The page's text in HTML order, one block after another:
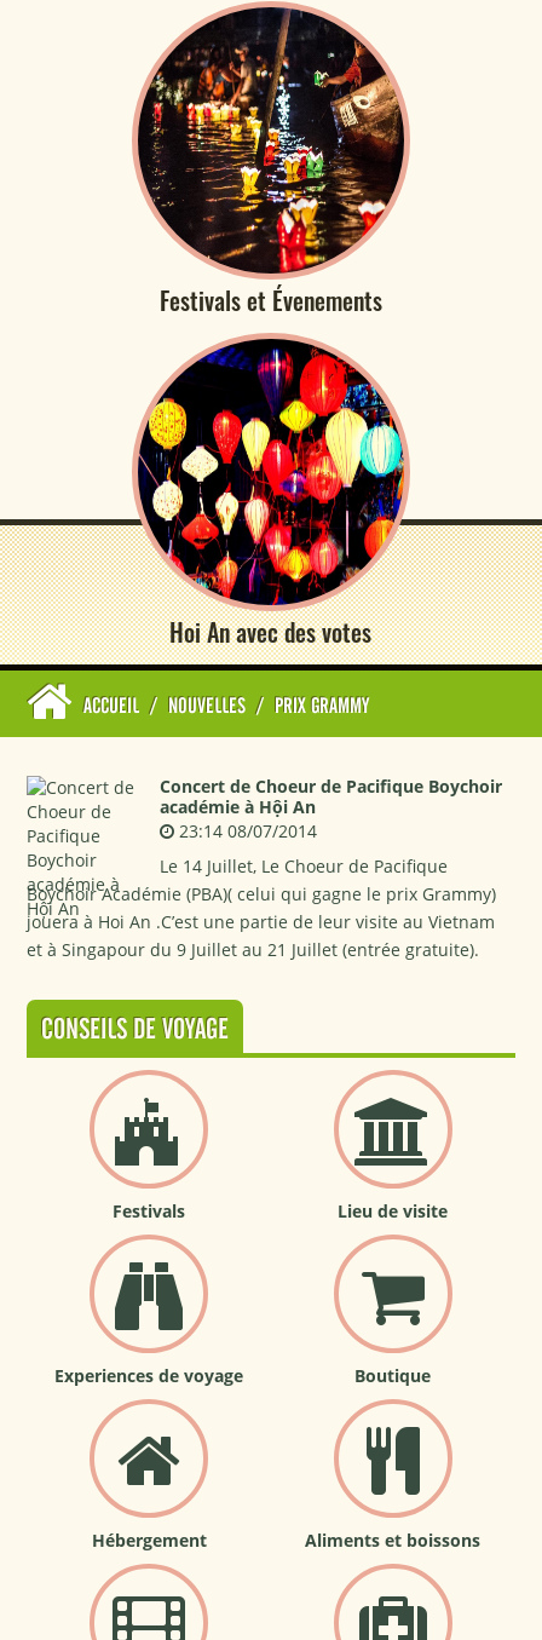
Festivals et Évenements
Hoi An avec des votes
ACCUEIL / NOUVELLES / PRIX GRAMMY
Concert de Choeur de Pacifique Boychoir
académie à Hội An
23:14 08/07/2014
Le 14 Juillet, Le Choeur de Pacifique
Boychoir Académie (PBA)( celui qui gagne le prix Grammy)
jouera à Hoi An .C’est une partie de leur visite au Vietnam
et à Singapour du 9 Juillet au 21 Juillet (entrée gratuite).
CONSEILS DE VOYAGE
Festivals Lieu de visite
Experiences de voyage Boutique
Hébergement Aliments et boissons